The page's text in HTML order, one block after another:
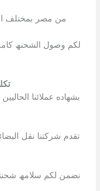
من مصر بمختلف
لكم وصول الشحنھ
بشھاده عملائنا
تقدم شركتنا نقل
نضمن لكم سلامھ